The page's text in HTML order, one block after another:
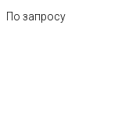
По запросу